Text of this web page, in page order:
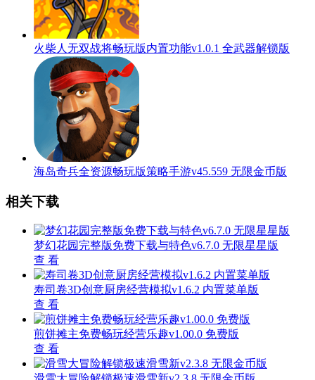
火柴人无双战将畅玩版内置功能v1.0.1 全武器解锁版
海岛奇兵全资源畅玩版策略手游v45.559 无限金币版
相关下载
梦幻花园完整版免费下载与特色v6.7.0 无限星星版
查 看
寿司卷3D创意厨房经营模拟v1.6.2 内置菜单版
查 看
煎饼摊主免费畅玩经营乐趣v1.00.0 免费版
查 看